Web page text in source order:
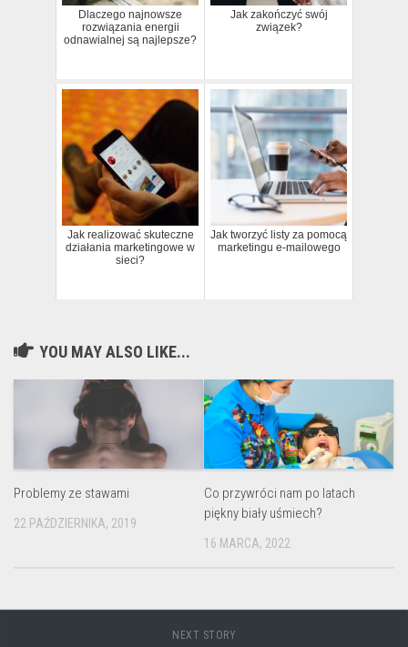
Dlaczego najnowsze
rozwiązania energii
odnawialnej są najlepsze?
Jak zakończyć swój
związek?
Jak realizować skuteczne
działania marketingowe w
sieci?
Jak tworzyć listy za pomocą
marketingu e-mailowego
YOU MAY ALSO LIKE...
Problemy ze stawami
22 PAŹDZIERNIKA, 2019
Co przywróci nam po latach
piękny biały uśmiech?
16 MARCA, 2022
NEXT STORY